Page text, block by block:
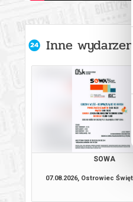
Inne
SOWA
07.08.2026, Ostrowiec